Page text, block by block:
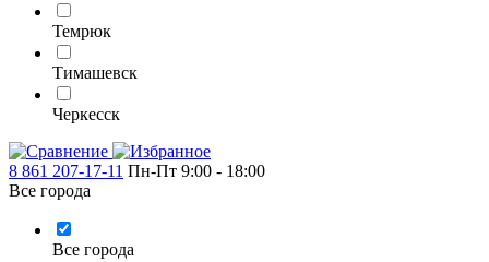
Темрюк
Тимашевск
Черкесск
8 861 207-17-11 Пн-Пт 9:00 - 18:00
Все города
Все города